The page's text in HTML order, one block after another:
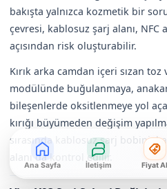
bakışta yalnızca kozmetik bir
çevresi, kablosuz şarj alanı,
açısından risk oluşturabilir.
Kırık arka camdan içeri sızan
modülünde buğulanmaya,
bileşenlerde oksitlenmeye yol
kırığı büyümeden değişim
sırasında kablosuz şarj bobini,
alanı da kontrol edilir.
Ana Sayfa İletişim Fiyat Al